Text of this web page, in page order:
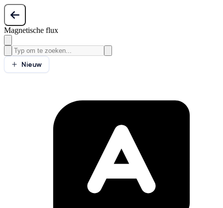
Magnetische flux
Nieuw